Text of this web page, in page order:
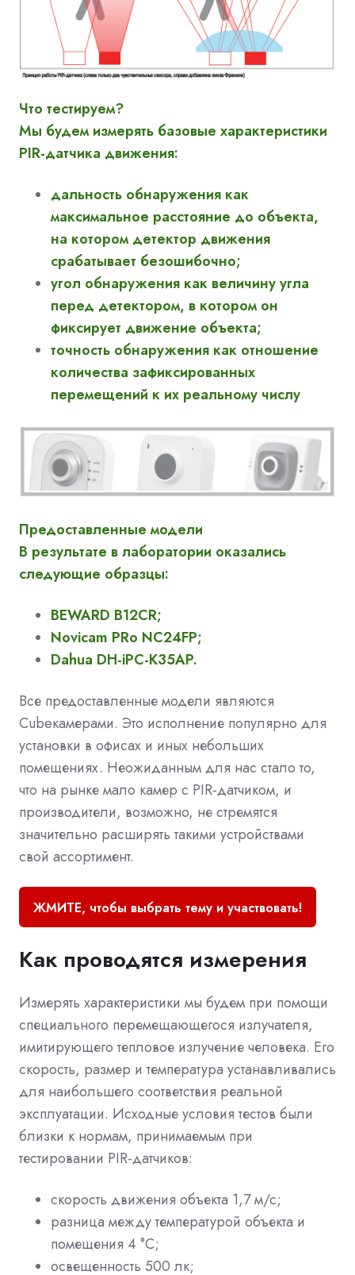
Что тестируем?
Мы будем измерять базовые характеристики
PIR-датчика движения:
дальность обнаружения как
максимальное расстояние до объекта,
на котором детектор движения
срабатывает безошибочно;
угол обнаружения как величину угла
перед детектором, в котором он
фиксирует движение объекта;
точность обнаружения как отношение
количества зафиксированных
перемещений к их реальному числу
Предоставленные модели
В результате в лаборатории оказались
следующие образцы:
BEWARD B12CR;
Novicam PRo NC24FP;
Dahua DH-iPC-K35AP.
Все предоставленные модели являются
Cubeкамерами. Это исполнение популярно для
установки в офисах и иных небольших
помещениях. Неожиданным для нас стало то,
что на рынке мало камер с PIR-датчиком, и
производители, возможно, не стремятся
значительно расширять такими устройствами
свой ассортимент.
ЖМИТЕ, чтобы выбрать тему и участвовать!
Как проводятся измерения
Измерять характеристики мы будем при помощи
специального перемещающегося излучателя,
имитирующего тепловое излучение человека. Его
скорость, размер и температура устанавливались
для наибольшего соответствия реальной
эксплуатации. Исходные условия тестов были
близки к нормам, принимаемым при
тестировании PIR-датчиков:
скорость движения объекта 1,7 м/с;
разница между температурой объекта и
помещения 4 °C;
освещенность 500 лк;